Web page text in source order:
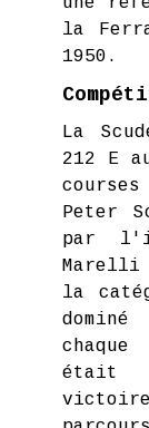
la
1950.
La
212 E
Peter
par
Marelli
la
était